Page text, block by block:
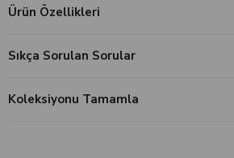
Ürün Özellikleri
Sıkça Sorulan Sorular
Koleksiyonu Tamamla